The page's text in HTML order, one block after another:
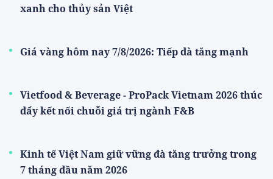
xanh cho thủy sản Việt
Giá vàng hôm nay 7/8/2026: Tiếp đà tăng mạnh
Vietfood & Beverage - ProPack Vietnam 2026 thúc
đẩy kết nối chuỗi giá trị ngành F&B
Kinh tế Việt Nam giữ vững đà tăng trưởng trong
7 tháng đầu năm 2026